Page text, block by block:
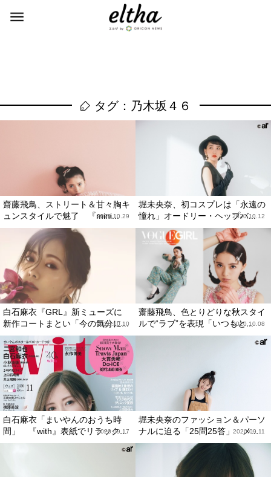
タグ：乃木坂４６
齋藤飛鳥、ストリート＆甘々胸キ
ュンスタイルで魅了 『mini...
2020.10.29
堀未央奈、初コスプレは「永遠の
憧れ」オードリー・ヘップバ...
2020.10.12
白石麻衣『GRL』新ミューズに
新作コートまとい「今の気分に...
2020.10.10
齋藤飛鳥、色とりどりな秋スタイ
ルで“ラブ”を表現「いつもと...
2020.10.08
白石麻衣「まいやんのおうち時
間」 『with』表紙でリラック...
2020.09.17
堀未央奈のファッション＆パーソ
ナルに迫る「25問25答」 メ...
2020.09.11